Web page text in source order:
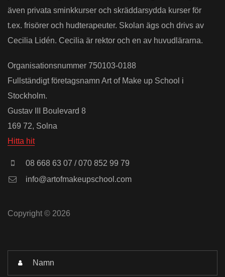
även privata sminkkurser och skräddarsydda kurser för
t.ex. frisörer och hudterapeuter. Skolan ägs och drivs av
Cecilia Lidén. Cecilia är rektor och en av huvudlärarna.
Organisationsnummer 750103-0188
Fullständigt företagsnamn Art of Make up School i
Stockholm.
Gustav III Boulevard 8
169 72, Solna
Hitta hit
08 668 63 07 / 070 852 99 79
info@artofmakeupschool.com
Copyright © 2026